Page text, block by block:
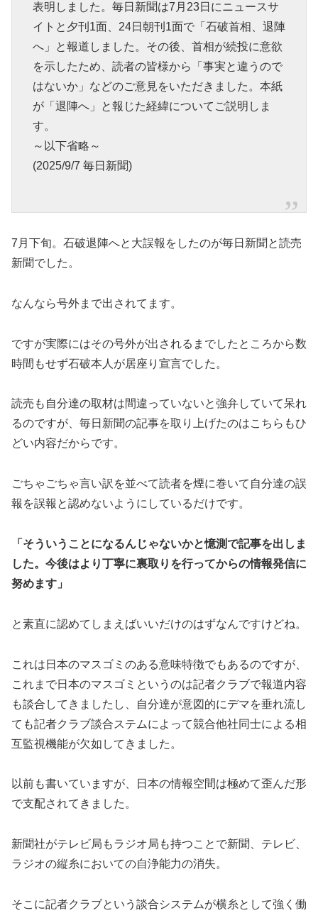
表明しました。毎日新聞は7月23日にニュースサ
イトと夕刊1面、24日朝刊1面で「石破首相、退陣
へ」と報道しました。その後、首相が続投に意欲
を示したため、読者の皆様から「事実と違うので
はないか」などのご意見をいただきました。本紙
が「退陣へ」と報じた経緯についてご説明しま
す。
～以下省略～
(2025/9/7 毎日新聞)
7月下旬。石破退陣へと大誤報をしたのが毎日新聞と読売
新聞でした。
なんなら号外まで出されてます。
ですが実際にはその号外が出されるまでしたところから数
時間もせず石破本人が居座り宣言でした。
読売も自分達の取材は間違っていないと強弁していて呆れ
るのですが、毎日新聞の記事を取り上げたのはこちらもひ
どい内容だからです。
ごちゃごちゃ言い訳を並べて読者を煙に巻いて自分達の誤
報を誤報と認めないようにしているだけです。
「そういうことになるんじゃないかと憶測で記事を出しま
した。今後はより丁寧に裏取りを行ってからの情報発信に
努めます」
と素直に認めてしまえばいいだけのはずなんですけどね。
これは日本のマスゴミのある意味特徴でもあるのですが、
これまで日本のマスゴミというのは記者クラブで報道内容
も談合してきましたし、自分達が意図的にデマを垂れ流し
ても記者クラブ談合ステムによって競合他社同士による相
互監視機能が欠如してきました。
以前も書いていますが、日本の情報空間は極めて歪んだ形
で支配されてきました。
新聞社がテレビ局もラジオ局も持つことで新聞、テレビ、
ラジオの縦糸においての自浄能力の消失。
そこに記者クラブという談合システムが横糸として強く働